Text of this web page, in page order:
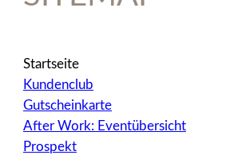
Startseite
Kundenclub
Gutscheinkarte
After Work: Eventübersicht
Prospekt